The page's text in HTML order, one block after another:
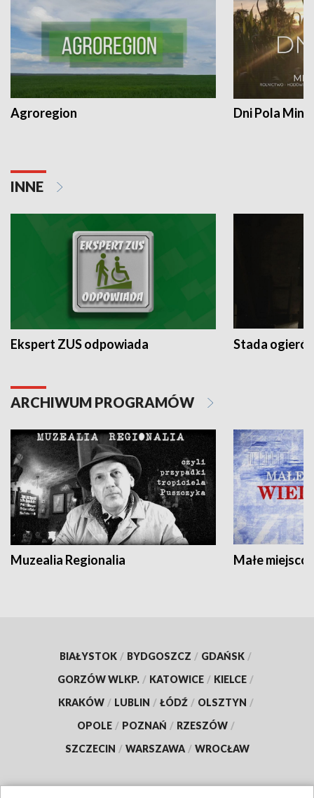
Agroregion Dni Pola
INNE
Ekspert ZUS odpowiada Stada
ARCHIWUM PROGRAMÓW
Muzealia Regionalia Małe
BIAŁYSTOK / BYDGOSZCZ / GDAŃSK /
GORZÓW WLKP. / KATOWICE / KIELCE /
KRAKÓW / LUBLIN / ŁÓDŹ / OLSZTYN /
OPOLE / POZNAŃ / RZESZÓW /
SZCZECIN / WARSZAWA / WROCŁAW